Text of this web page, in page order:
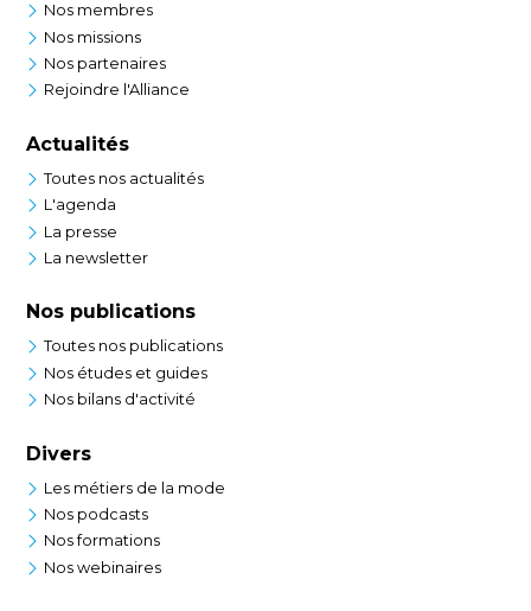
Nos membres
Nos missions
Nos partenaires
Rejoindre l'Alliance
Actualités
Toutes nos actualités
L'agenda
La presse
La newsletter
Nos publications
Toutes nos publications
Nos études et guides
Nos bilans d'activité
Divers
Les métiers de la mode
Nos podcasts
Nos formations
Nos webinaires